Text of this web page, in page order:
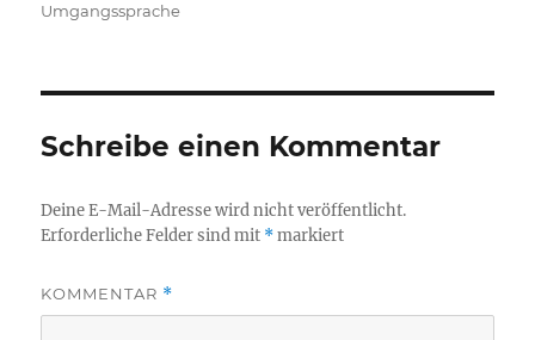
Umgangssprache
Schreibe einen Kommentar
Deine E-Mail-Adresse wird nicht veröffentlicht.
Erforderliche Felder sind mit *markiert
KOMMENTAR *